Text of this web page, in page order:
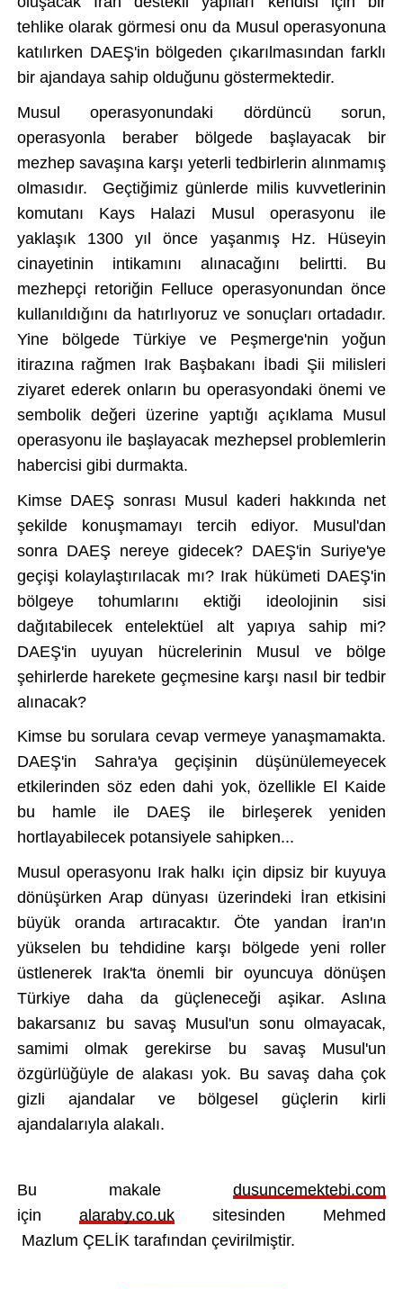
tehlike olarak görmesi onu da Musul operasyonuna
katılırken DAEŞ'in bölgeden çıkarılmasından farklı
bir ajandaya sahip olduğunu göstermektedir.
Musul operasyonundaki dördüncü sorun,
operasyonla beraber bölgede başlayacak bir
mezhep savaşına karşı yeterli tedbirlerin alınmamış
olmasıdır. Geçtiğimiz günlerde milis kuvvetlerinin
komutanı Kays Halazi Musul operasyonu ile
yaklaşık 1300 yılönce yaşanmış Hz. Hüseyin
cinayetinin intikamını alınacağını belirtti. Bu
mezhepçi retoriğin Felluce operasyonundanönce
kullanıldığını da hatırlıyoruz ve sonuçları ortadadır.
Yine bölgede Türkiye ve Peşmerge'nin yoğun
itirazına rağmen Irak Başbakanı İbadi Şii milisleri
ziyaret ederek onların bu operasyondakiönemi ve
sembolik değeri üzerine yaptığı açıklama Musul
operasyonu ile başlayacak mezhepsel problemlerin
habercisi gibi durmakta.
Kimse DAEŞ sonrası Musul kaderi hakkında net
şekilde konuşmamayı tercih ediyor. Musul'dan
sonra DAEŞ nereye gidecek? DAEŞ'in Suriye'ye
geçişi kolaylaştırılacak mı? Irak hükümeti DAEŞ'in
bölgeye tohumlarını ektiği ideolojinin sisi
dağıtabilecek entelektüel alt yapıya sahip mi?
DAEŞ'in uyuyan hücrelerinin Musul ve bölge
şehirlerde harekete geçmesine karşı nasıl bir tedbir
alınacak?
Kimse bu sorulara cevap vermeye yanaşmamakta.
DAEŞ'in Sahra'ya geçişinin düşünülemeyecek
etkilerinden söz eden dahi yok, özellikle El Kaide
bu hamle ile DAEŞ ile birleşerek yeniden
hortlayabilecek potansiyele sahipken...
Musul operasyonu Irak halkı için dipsiz bir kuyuya
dönüşürken Arap dünyası üzerindeki İran etkisini
büyük oranda artıracaktır.Öte yandan İran'ın
yükselen bu tehdidine karşı bölgede yeni roller
üstlenerek Irak'ta önemli bir oyuncuya dönüşen
Türkiye daha da güçleneceği aşikar. Aslına
bakarsanız bu savaş Musul'un sonu olmayacak,
samimi olmak gerekirse bu savaş Musul'un
özgürlüğüyle de alakası yok. Bu savaş dahaçok
gizli ajandalar ve bölgesel güçlerin kirli
ajandalarıyla alakalı.
Bu makaledusuncemektebi.com
için alaraby.co.uksitesinden
Mehmed
Mazlum ÇELİK tarafından çevirilmiştir.